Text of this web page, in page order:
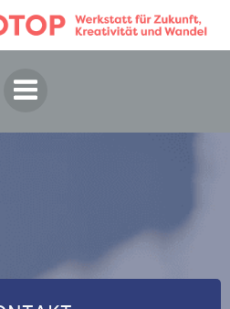
Springe
zum
Inhalt